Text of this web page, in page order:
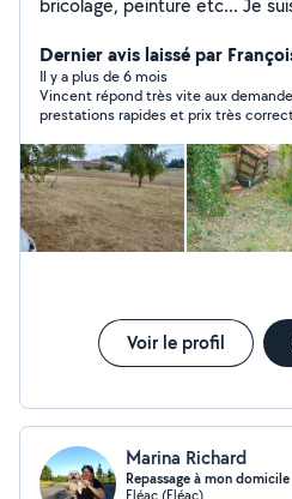
bricolage, peinture etc... Je
Dernier avis laissé par
Il y a plus de 6 mois
Vincent répond très vite aux
prestations rapides et prix très
Voir le profil
Marina Richard
Repassage à mon domicile
Fléac (Fléac)